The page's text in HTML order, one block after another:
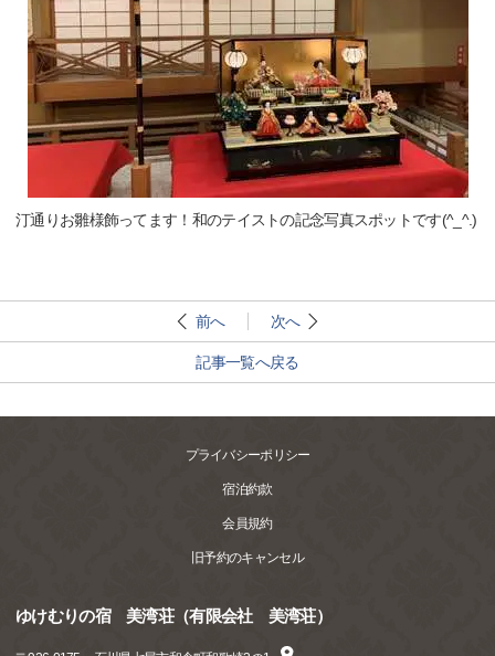
汀通りお雛様飾ってます！和のテイストの記念写真スポットです(^_^.)
前へ 次へ
記事一覧へ戻る
プライバシーポリシー
宿泊約款
会員規約
旧予約のキャンセル
ゆけむりの宿 美湾荘（有限会社 美湾荘）